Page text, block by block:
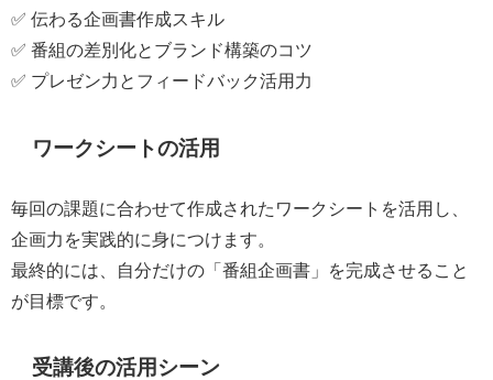
✅ 伝わる企画書作成スキル
✅ 番組の差別化とブランド構築のコツ
✅ プレゼン力とフィードバック活用力
ワークシートの活用
毎回の課題に合わせて作成されたワークシートを活用し、
企画力を実践的に身につけます。
最終的には、自分だけの「番組企画書」を完成させること
が目標です。
受講後の活用シーン